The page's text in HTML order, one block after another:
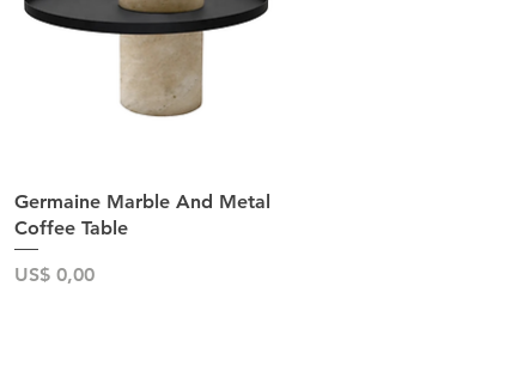
Snel overzicht
Germaine Marble And Metal
Coffee Table
Prijs
US$ 0,00